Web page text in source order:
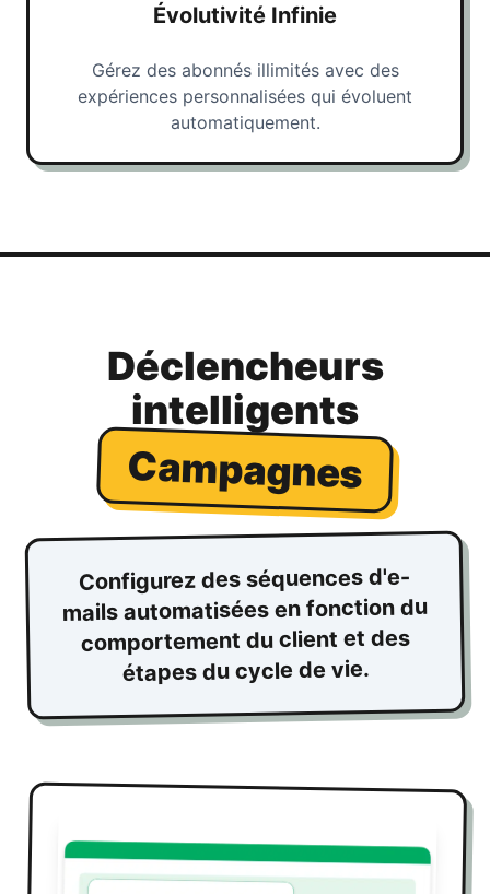
Évolutivité Infinie
Gérez des abonnés illimités avec des
expériences personnalisées qui évoluent
automatiquement.
Déclencheurs
intelligents
Campagnes
Configurez des séquences d'e-
mails automatisées en fonction du
comportement du client et des
étapes du cycle de vie.